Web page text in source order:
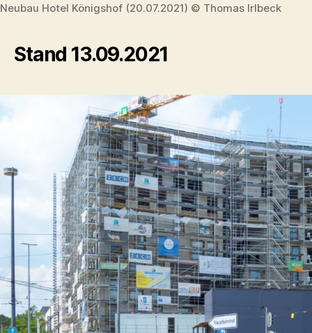
Neubau Hotel Königshof (20.07.2021) © Thomas Irlbeck
Stand 13.09.2021